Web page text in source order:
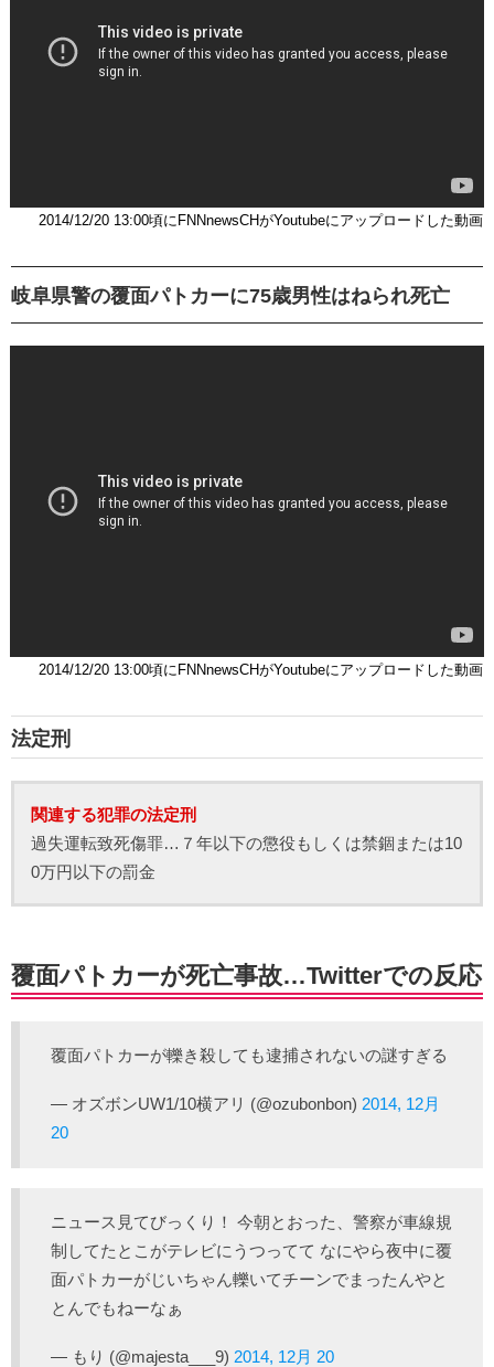
2014/12/20 13:00頃にFNNnewsCHがYoutubeにアップロードした動画
岐阜県警の覆面パトカーに75歳男性はねられ死亡
2014/12/20 13:00頃にFNNnewsCHがYoutubeにアップロードした動画
法定刑
関連する犯罪の法定刑
過失運転致死傷罪…７年以下の懲役もしくは禁錮または10
0万円以下の罰金
覆面パトカーが死亡事故…Twitterでの反応
覆面パトカーが轢き殺しても逮捕されないの謎すぎる
— オズボンUW1/10横アリ (@ozubonbon) 2014, 12月
20
ニュース見てびっくり！ 今朝とおった、警察が車線規
制してたとこがテレビにうつってて なにやら夜中に覆
面パトカーがじいちゃん轢いてチーンでまったんやと
とんでもねーなぁ
— もり (@majesta___9) 2014, 12月 20